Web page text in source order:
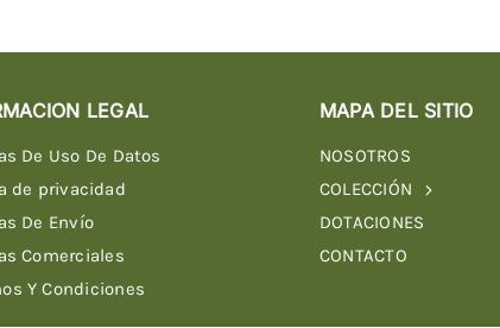
LEGAL
De Uso De Datos
de privacidad
De Envío
Comerciales
Y Condiciones
MAPA DEL SITIO
NOSOTROS
COLECCIÓN
DOTACIONES
CONTACTO